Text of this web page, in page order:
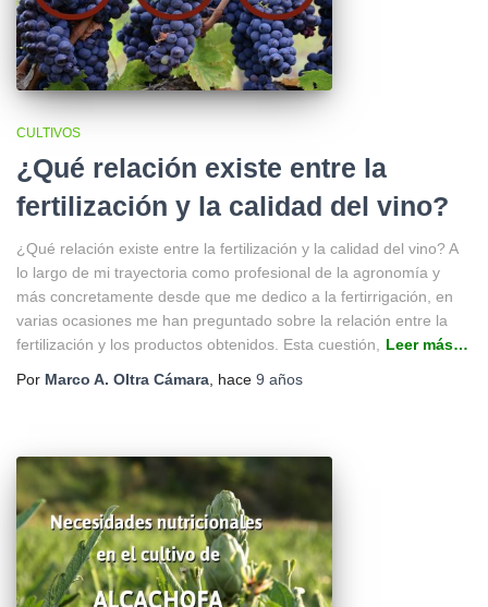
CULTIVOS
¿Qué relación existe entre la
fertilización y la calidad del vino?
¿Qué relación existe entre la fertilización y la calidad del vino? A
lo largo de mi trayectoria como profesional de la agronomía y
más concretamente desde que me dedico a la fertirrigación, en
varias ocasiones me han preguntado sobre la relación entre la
fertilización y los productos obtenidos. Esta cuestión,
Leer más…
Por Marco A. Oltra Cámara , hace 9 años